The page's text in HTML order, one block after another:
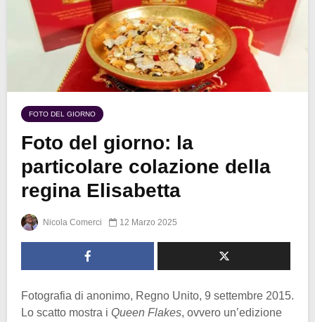
FOTO DEL GIORNO
Foto del giorno: la
particolare colazione della
regina Elisabetta
Nicola Comerci 12 Marzo 2025
Fotografia di anonimo, Regno Unito, 9 settembre 2015.
Lo scatto mostra i Queen Flakes, ovvero un’edizione